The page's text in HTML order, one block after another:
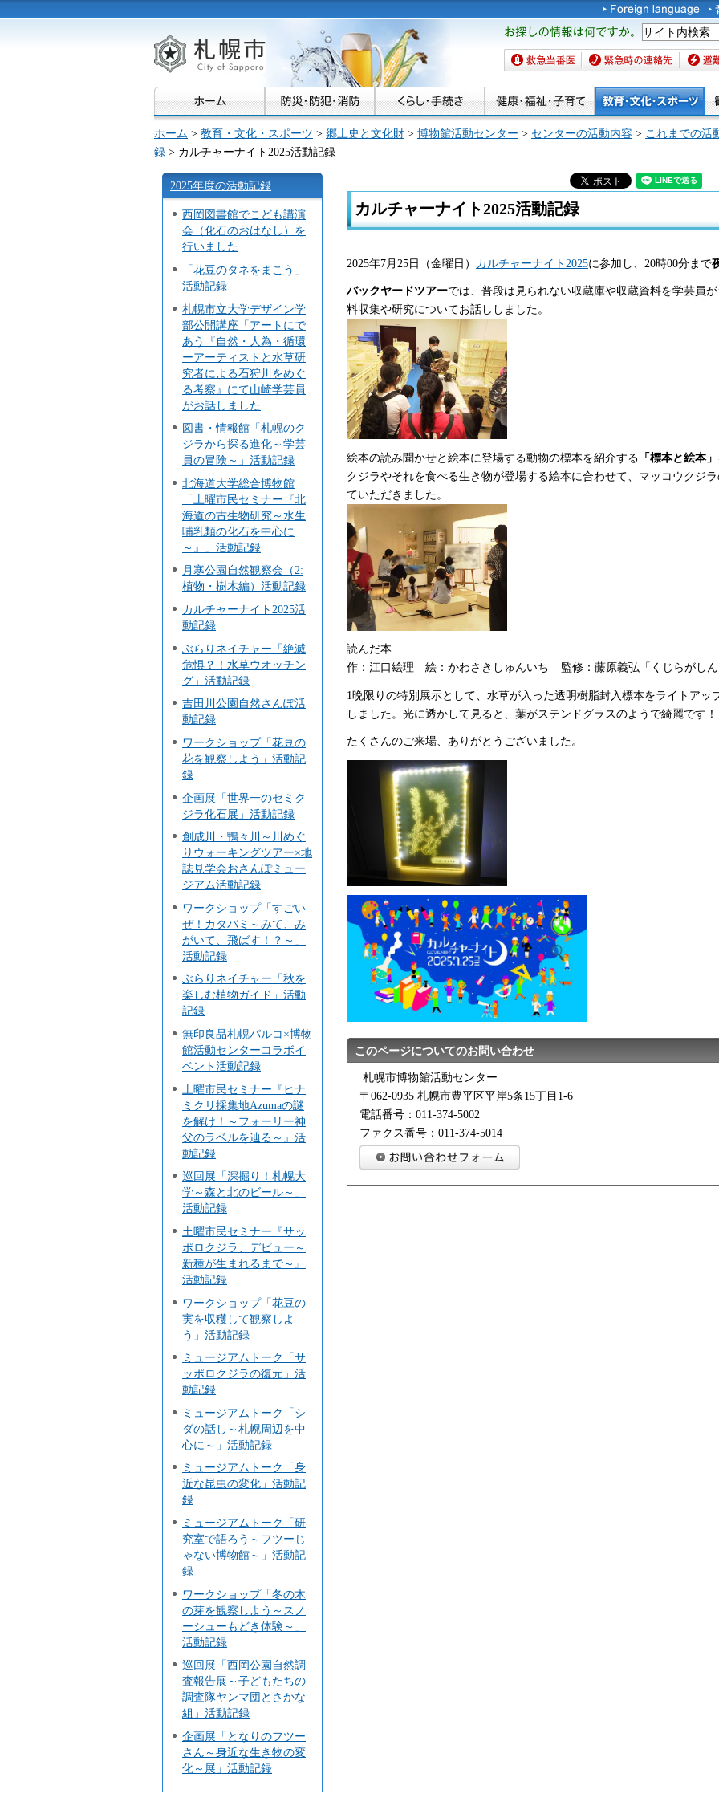
札幌市
お探しの情報は何です
か。
救急当番医 緊急時の連絡先 避難場
ホーム > 教育・文化・スポーツ > 郷土史と文化財 > 博物館活動センター > センターの活動内容 > これまでの活
録 > カルチャーナイト2025活動記録
2025年度の活動記録
西岡図書館でこども講演
会（化石のおはなし）を
行いました
「花豆のタネをまこう」
活動記録
札幌市立大学デザイン学
部公開講座「アートにで
あう『自然・人為・循環
ーアーティストと水草研
究者による石狩川をめぐ
る考察』にて山崎学芸員
がお話しました
図書・情報館「札幌のク
ジラから探る進化～学芸
員の冒険～」活動記録
北海道大学総合博物館
「土曜市民セミナー『北
海道の古生物研究～水生
哺乳類の化石を中心に
～』」活動記録
月寒公園自然観察会（2:
植物・樹木編）活動記録
カルチャーナイト2025活
動記録
ぶらりネイチャー「絶滅
危惧？！水草ウオッチン
グ」活動記録
吉田川公園自然さんぽ活
動記録
ワークショップ「花豆の
花を観察しよう」活動記
録
企画展「世界一のセミク
ジラ化石展」活動記録
創成川・鴨々川～川めぐ
りウォーキングツアー×地
誌見学会おさんぽミュー
ジアム活動記録
ワークショップ「すごい
ぜ！カタバミ～みて、み
がいて、飛ばす！？～」
活動記録
ぶらりネイチャー「秋を
楽しむ植物ガイド」活動
記録
無印良品札幌パルコ×博物
館活動センターコラボイ
ベント活動記録
土曜市民セミナー『ヒナ
ミクリ採集地Azumaの謎
を解け！～フォーリー神
父のラベルを辿る～』活
動記録
巡回展「深掘り！札幌大
学～森と北のビール～」
活動記録
土曜市民セミナー『サッ
ポロクジラ、デビュー～
新種が生まれるまで～』
活動記録
ワークショップ「花豆の
実を収穫して観察しよ
う」活動記録
ミュージアムトーク「サ
ッポロクジラの復元」活
動記録
ミュージアムトーク「シ
ダの話し～札幌周辺を中
心に～」活動記録
ミュージアムトーク「身
近な昆虫の変化」活動記
録
ミュージアムトーク「研
究室で語ろう～フツーじ
ゃない博物館～」活動記
録
ワークショップ「冬の木
の芽を観察しよう～スノ
ーシューもどき体験～」
活動記録
巡回展「西岡公園自然調
査報告展～子どもたちの
調査隊ヤンマ団とさかな
組」活動記録
企画展「となりのフツー
さん～身近な生き物の変
化～展」活動記録
カルチャーナイト2025活動記録
2025年7月25日（金曜日） カルチャーナイト2025に参加し、20時00分まで
バックヤードツアーでは、普段は見られない収蔵庫や収蔵資料を学芸員
料収集や研究についてお話ししました。
絵本の読み聞かせと絵本に登場する動物の標本を紹介する 「標本と絵本」
クジラやそれを食べる生き物が登場する絵本に合わせて、マッコウクジ
ていただきました。
読んだ本
作：江口絵理
絵：かわさきしゅんいち 監修：藤原義弘「くじらがし
1晩限りの特別展示として、水草が入った透明樹脂封入標本をライトアッ
しました。光に透かして見ると、葉がステンドグラスのようで綺麗です！
たくさんのご来場、ありがとうございました。
このページについてのお問い合わせ
札幌市博物館活動センター
〒062-0935 札幌市豊平区平岸5条15丁目1-6
電話番号：011-374-5002
ファクス番号：011-374-5014